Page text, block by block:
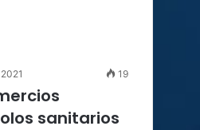
19
sanitarios